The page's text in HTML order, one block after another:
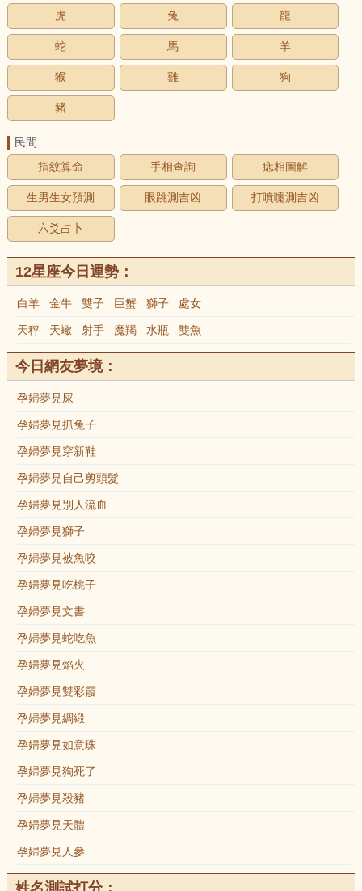
虎 兔 龍
蛇 馬 羊
猴 雞 狗
豬
民間
指紋算命
手相查詢 痣相圖解
生男生女預測 眼跳測吉凶 打噴嚏測吉凶
六爻占卜
12星座今日運勢：
白羊 金牛 雙子 巨蟹 獅子 處女
天秤 天蠍 射手 魔羯 水瓶 雙魚
今日網友夢境：
孕婦夢見屎
孕婦夢見抓兔子
孕婦夢見穿新鞋
孕婦夢見自己剪頭髮
孕婦夢見別人流血
孕婦夢見獅子
孕婦夢見被魚咬
孕婦夢見吃桃子
孕婦夢見文書
孕婦夢見蛇吃魚
孕婦夢見焰火
孕婦夢見雙彩霞
孕婦夢見綢緞
孕婦夢見如意珠
孕婦夢見狗死了
孕婦夢見殺豬
孕婦夢見天體
孕婦夢見人參
姓名測試打分：